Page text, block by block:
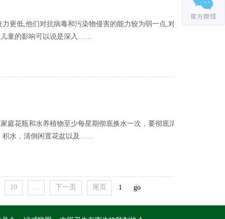
更低,他们对抗病毒和污染物侵害的能力较为弱一点,对雾
儿童的影响可以说是深入……
庭花瓶和水养植物至少每星期彻底换水一次，要彻底清理
积水，清倒闲置花盆以及……
10 ... 下一页 尾页